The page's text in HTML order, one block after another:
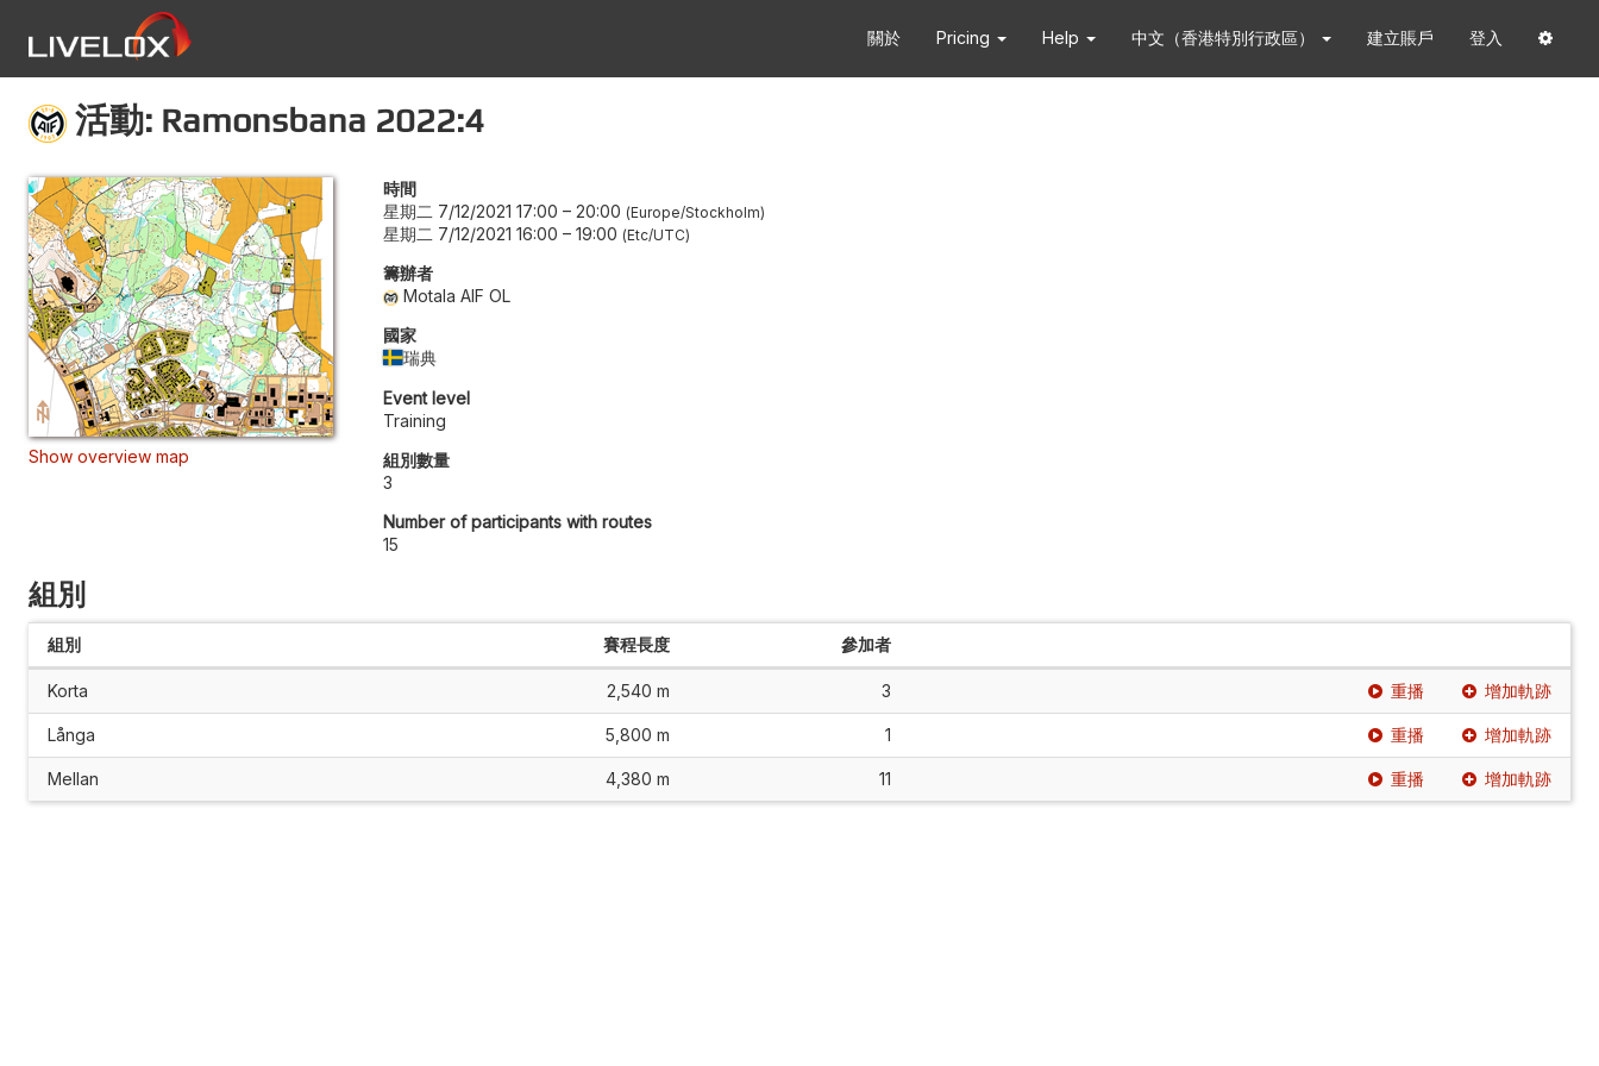
關於 Pricing Help 中文（香港特別行政區） 建立賬戶 登入
活動: Ramonsbana 2022:4
Show overview map
時間
星期二 7/12/2021 17:00 – 20:00 Europe/Stockholm
星期二 7/12/2021 16:00 – 19:00 Etc/UTC
籌辦者
Motala AIF OL
國家
瑞典
Event level
Training
組別數量
3
Number of participants with routes
15
組別
組別 賽程長度 參加者
Korta 2,540 m 3 重播 增加軌跡
Långa 5,800 m 1 重播 增加軌跡
Mellan 4,380 m 11 重播 增加軌跡